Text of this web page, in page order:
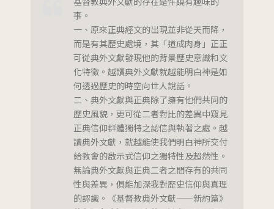
事。
一、原來正典經文的出現並非從天而降，
而是有其歷史處境，其「道成肉身」正正
可從典外文獻發現他的背景歷史意識和文
化特徵。越讀典外文獻就越能明白神是如
何透過歷史的時空向世人說話。
二、典外文獻與正典除了擁有他們共同的
歷史風貌，更可從二者對比的差異中窺見
正典信仰群體獨特之認信與執著之處。越
讀典外文獻，就越能使我們明白神所交付
給教會的啟示式信仰之獨特性及超然性。
無論典外文獻與正典二者之間存有的共同
性與差異，俱能加深我對歷史信仰與真理
的認識。《基督教典外文獻——新約篇》